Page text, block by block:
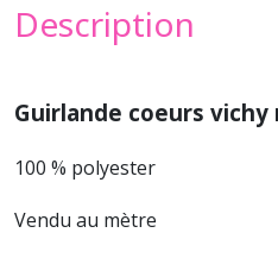
Description
Guirlande coeurs vichy
100 % polyester
Vendu au mètre